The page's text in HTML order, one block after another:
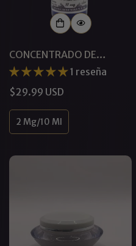
CONCENTRADO DE
FEROMONAS PURE
1 reseña
Precio
$29.99 USD
2 Mg/10 Ml